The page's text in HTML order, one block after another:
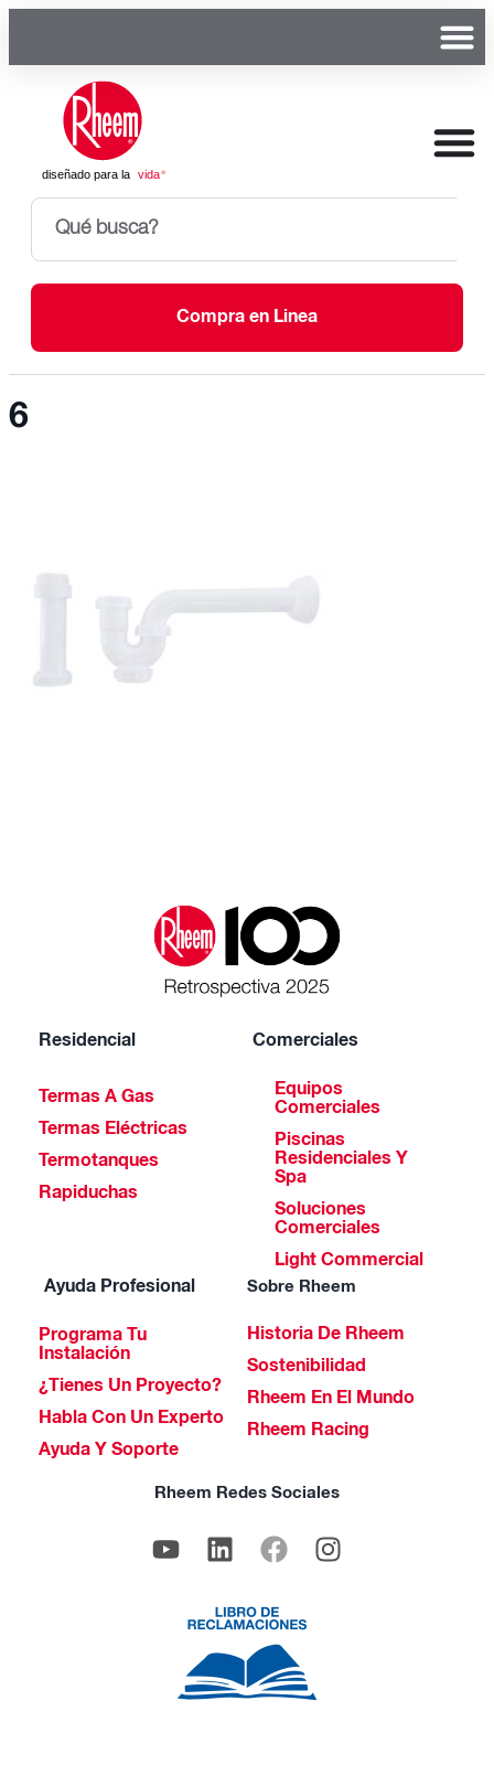
Compra en Linea
6
Residencial
Termas A Gas
Termas Eléctricas
Termotanques
Rapiduchas
Comerciales
Equipos
Comerciales
Piscinas
Residenciales Y
Spa
Soluciones
Comerciales
Light Commercial
Ayuda Profesional
Programa Tu
Instalación
¿Tienes Un Proyecto?
Habla Con Un Experto
Ayuda Y Soporte
Sobre Rheem
Historia De Rheem
Sostenibilidad
Rheem En El Mundo
Rheem Racing
Rheem Redes Sociales